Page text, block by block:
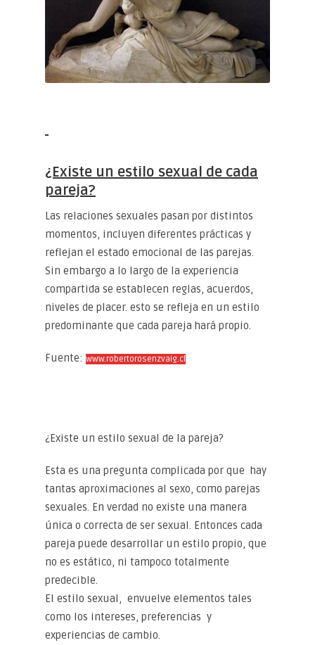
¿Existe un estilo sexual de cada
pareja?
Las relaciones sexuales pasan por distintos
momentos, incluyen diferentes prácticas y
reflejan el estado emocional de las parejas.
Sin embargo a lo largo de la experiencia
compartida se establecen reglas, acuerdos,
niveles de placer. esto se refleja en un estilo
predominante que cada pareja hará propio.
Fuente: www.robertorosenzvaig.cl
¿Existe un estilo sexual de la pareja?
Esta es una pregunta complicada por que hay
tantas aproximaciones al sexo, como parejas
sexuales. En verdad no existe una manera
única o correcta de ser sexual. Entonces cada
pareja puede desarrollar un estilo propio, que
no es estático, ni tampoco totalmente
predecible.
El estilo sexual, envuelve elementos tales
como los intereses, preferencias y
experiencias de cambio.